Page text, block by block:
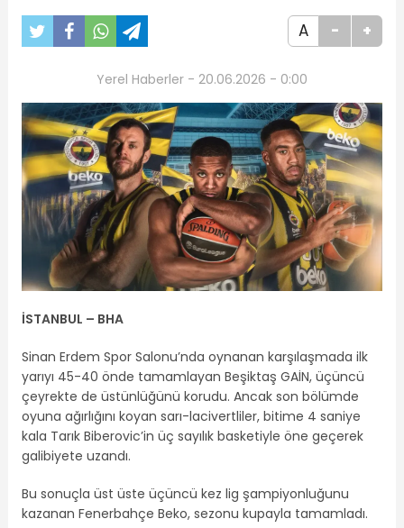
A - +
Yerel Haberler - 20.06.2026 - 0:00
İSTANBUL – BHA
Sinan Erdem Spor Salonu’nda oynanan karşılaşmada ilk
yarıyı 45-40 önde tamamlayan Beşiktaş GAİN, üçüncü
çeyrekte de üstünlüğünü korudu. Ancak son bölümde
oyuna ağırlığını koyan sarı-lacivertliler, bitime 4 saniye
kala Tarık Biberovic’in üç sayılık basketiyle öne geçerek
galibiyete uzandı.
Bu sonuçla üst üste üçüncü kez lig şampiyonluğunu
kazanan Fenerbahçe Beko, sezonu kupayla tamamladı.